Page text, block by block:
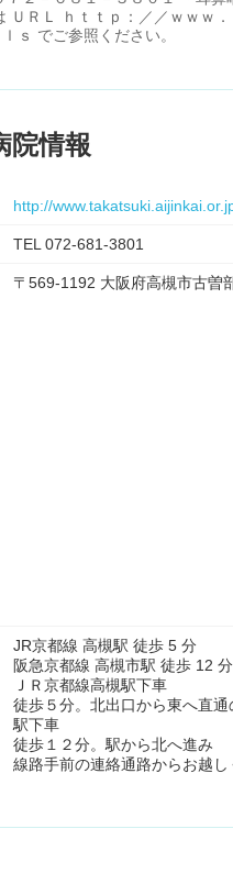
ＵＲＬ ｈｔｔｐ：／／ｗｗｗ
ｓ でご参照ください。
院情報
http://
TEL 072-681-3801
〒569-1192 大阪府高槻市古曽
JR京都線 高槻駅 徒歩 5 分
阪急京都線 高槻市駅 徒歩 12 分
ＪＲ京都線高槻駅下車
徒歩５分。北出口から東へ直
駅下車
徒歩１２分。駅から北へ進み
線路手前の連絡通路からお越し